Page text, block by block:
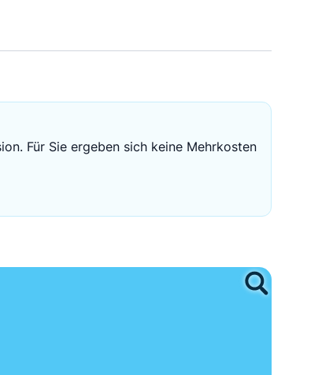
EZB-Leitzins
Für Sie ergeben sich keine Mehrkosten